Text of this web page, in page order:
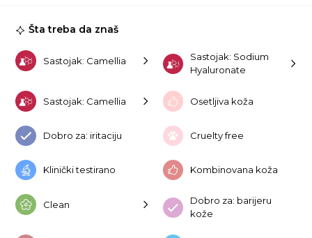
Šta treba da znaš
Sastojak: Camellia
Sastojak: Sodium
Hyaluronate
Sastojak: Camellia Osetljiva koža
Dobro za: iritaciju Cruelty free
Klinički testirano Kombinovana koža
Clean
Dobro za: barijeru
kože